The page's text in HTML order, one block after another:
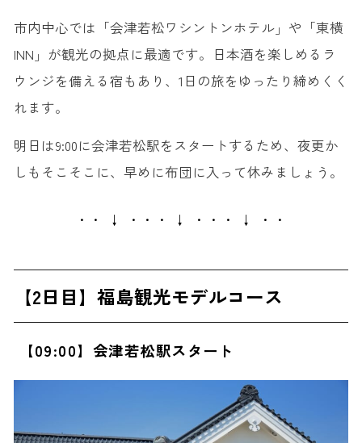
市内中心では「会津若松ワシントンホテル」や「東横
INN」が観光の拠点に最適です。日本酒を楽しめるラ
ウンジを備える宿もあり、1日の旅をゆったり締めくく
れます。
明日は9:00に会津若松駅をスタートするため、夜更か
しもそこそこに、早めに布団に入って休みましょう。
・・ ↓ ・・・ ↓ ・・・ ↓ ・・
【2日目】福島観光モデルコース
【09:00】会津若松駅スタート